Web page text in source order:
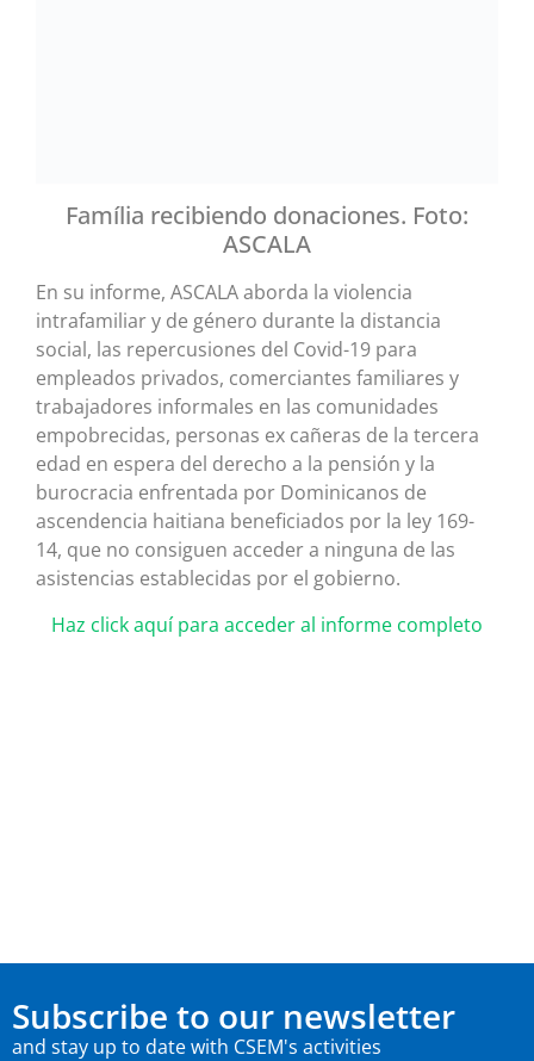
Família recibiendo donaciones. Foto:
ASCALA
En su informe, ASCALA aborda la violencia
intrafamiliar y de género durante la distancia
social, las repercusiones del Covid-19 para
empleados privados, comerciantes familiares y
trabajadores informales en las comunidades
empobrecidas, personas ex cañeras de la tercera
edad en espera del derecho a la pensión y la
burocracia enfrentada por Dominicanos de
ascendencia haitiana beneficiados por la ley 169-
14, que no consiguen acceder a ninguna de las
asistencias establecidas por el gobierno.
Haz click aquí para acceder al informe completo
Subscribe to our newsletter
and stay up to date with CSEM's activities